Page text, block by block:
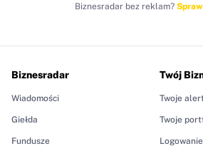
Biznesradar bez reklam?
Biznesradar
Wiadomości
Giełda
Fundusze
Twój
Twoje
Twoje
Logowanie